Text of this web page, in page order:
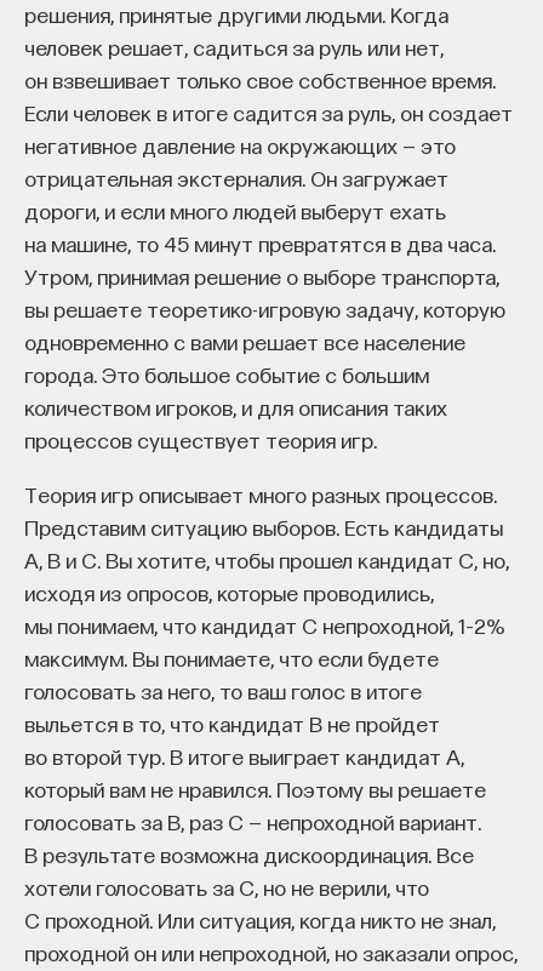
решения, принятые другими людьми. Когда
человек решает, садиться за руль или нет,
он взвешивает только свое собственное время.
Если человек в итоге садится за руль, он создает
негативное давление на окружающих — это
отрицательная экстерналия. Он загружает
дороги, и если много людей выберут ехать
на машине, то 45 минут превратятся в два часа.
Утром, принимая решение о выборе транспорта,
вы решаете теоретико-игровую задачу, которую
одновременно с вами решает все население
города. Это большое событие с большим
количеством игроков, и для описания таких
процессов существует теория игр.
Теория игр описывает много разных процессов.
Представим ситуацию выборов. Есть кандидаты
A, B и C. Вы хотите, чтобы прошел кандидат C, но,
исходя из опросов, которые проводились,
мы понимаем, что кандидат C непроходной, 1–2%
максимум. Вы понимаете, что если будете
голосовать за него, то ваш голос в итоге
выльется в то, что кандидат B не пройдет
во второй тур. В итоге выиграет кандидат A,
который вам не нравился. Поэтому вы решаете
голосовать за B, раз C — непроходной вариант.
В результате возможна дискоординация. Все
хотели голосовать за C, но не верили, что
C проходной. Или ситуация, когда никто не знал,
проходной он или непроходной, но заказали опрос,
— Узнаете, как философия отвечает
на основополагающие вопросы человечества: что
такое пространство и что такое время? Что
значит мыслить и что представляет собой наше
сознание? Реальна ли реальность и откуда
мы знаем то, что знаем? Существует ли в мире
свобода?
— Переосмыслите границы доверия
собственному знанию.
Автор курса:
Диана Гаспарян
философских наук, профессор Школы философии
и культурологии факультета гуманитарных наук
НИУ ВШЭ.
3/30/2022
ПостНаука
команда ПостНауки
НАУКА
237 публикаций